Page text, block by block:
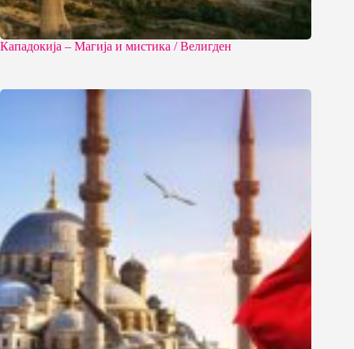
Кападокија – Магија и мистика / Велигден